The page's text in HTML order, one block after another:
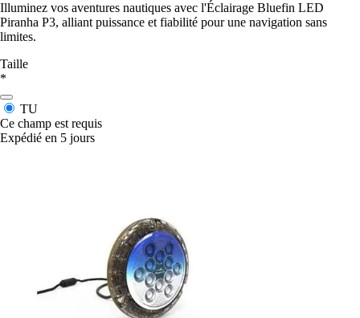
Illuminez vos aventures nautiques avec l'Éclairage Bluefin LED
Piranha P3, alliant puissance et fiabilité pour une navigation sans
limites.
Taille
*
TU
Ce champ est requis
Expédié en 5 jours